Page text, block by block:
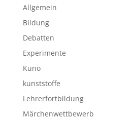
Allgemein
Bildung
Debatten
Experimente
Kuno
kunststoffe
Lehrerfortbildung
Märchenwettbewerb